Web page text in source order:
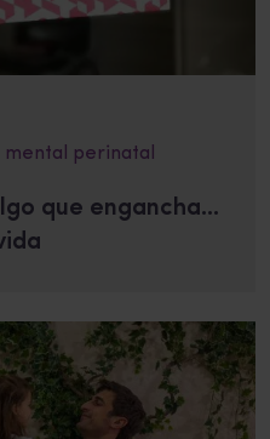
mental perinatal
que engancha…